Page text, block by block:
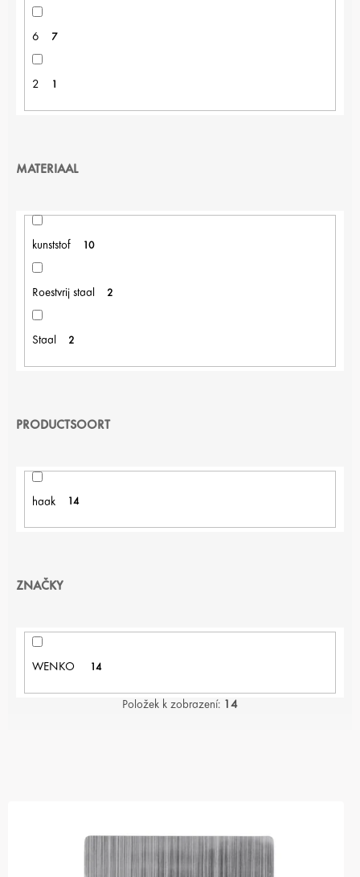
ZNAČKY
WENKO 14
6 7
2
MATERIAAL
kunststof 10
Roestvrij staal 2
Staal 2
PRODUCTSOORT
haak 14
Položek k zobrazení: 14